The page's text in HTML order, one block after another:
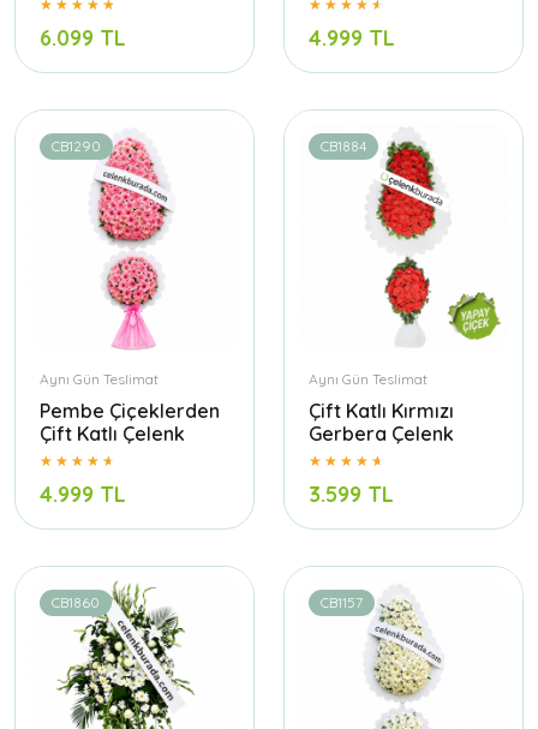
6.099 TL 4.999 TL
CB1290
Aynı Gün Teslimat
Pembe Çiçeklerden
Çift Katlı Çelenk
4.999 TL
CB1884
Aynı Gün Teslimat
Çift Katlı Kırmızı
Gerbera Çelenk
3.599 TL
CB1860 CB1157